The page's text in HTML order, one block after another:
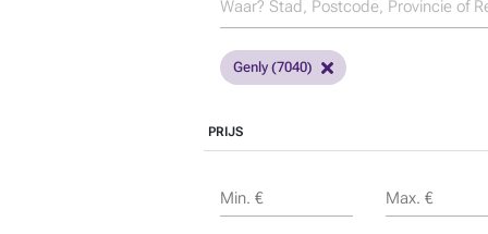
Genly (7040)
PRIJS
Min. € Max. €